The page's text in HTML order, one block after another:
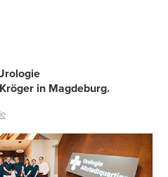
in Magdeburg.